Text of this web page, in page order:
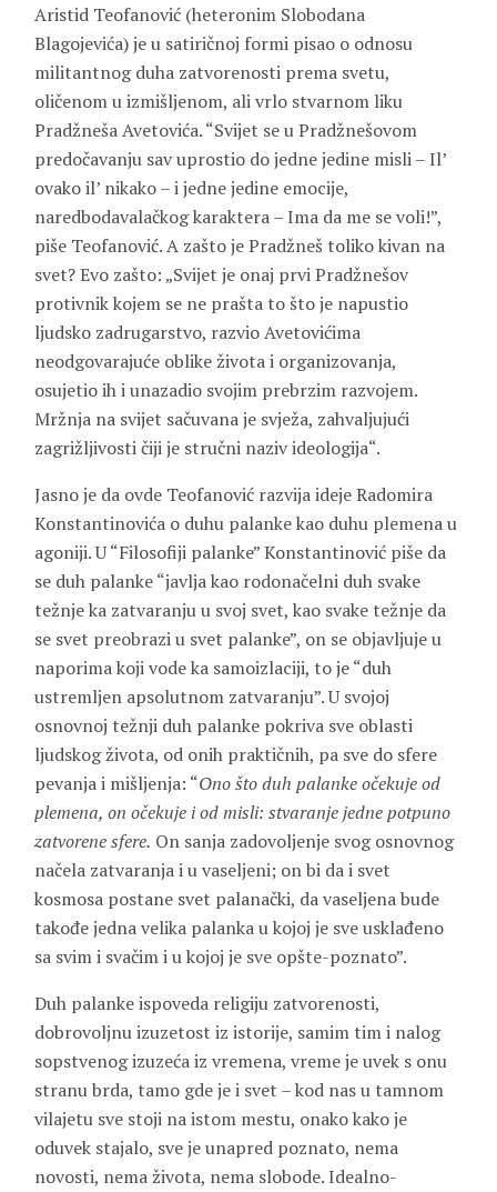
Aristid Teofanović (heteronim Slobodana
Blagojevića) je u satiričnoj formi pisao o odnosu
militantnog duha zatvorenosti prema svetu,
oličenom u izmišljenom, ali vrlo stvarnom liku
Pradžneša Avetovića. “Svijet se u Pradžnešovom
predočavanju sav uprostio do jedne jedine misli – Il’
ovako il’ nikako – i jedne jedine emocije,
naredbodavalačkog karaktera – Ima da me se voli!”,
piše Teofanović. A zašto je Pradžneš toliko kivan na
svet? Evo zašto: „Svijet je onaj prvi Pradžnešov
protivnik kojem se ne prašta to što je napustio
ljudsko zadrugarstvo, razvio Avetovićima
neodgovarajuće oblike života i organizovanja,
osujetio ih i unazadio svojim prebrzim razvojem.
Mržnja na svijet sačuvana je svježa, zahvaljujući
zagrižljivosti čiji je stručni naziv ideologija“.
Jasno je da ovde Teofanović razvija ideje Radomira
Konstantinovića o duhu palanke kao duhu plemena u
agoniji. U “Filosofiji palanke” Konstantinović piše da
se duh palanke “javlja kao rodonačelni duh svake
težnje ka zatvaranju u svoj svet, kao svake težnje da
se svet preobrazi u svet palanke”, on se objavljuje u
naporima koji vode ka samoizlaciji, to je “duh
ustremljen apsolutnom zatvaranju”. U svojoj
osnovnoj težnji duh palanke pokriva sve oblasti
ljudskog života, od onih praktičnih, pa sve do sfere
pevanja i mišljenja: “Ono što duh palanke očekuje od
plemena, on očekuje i od misli: stvaranje jedne potpuno
zatvorene sfere. On sanja zadovoljenje svog osnovnog
načela zatvaranja i u vaseljeni; on bi da i svet
kosmosa postane svet palanački, da vaseljena bude
takođe jedna velika palanka u kojoj je sve usklađeno
sa svim i svačim i u kojoj je sve opšte-poznato”.
Duh palanke ispoveda religiju zatvorenosti,
dobrovoljnu izuzetost iz istorije, samim tim i nalog
sopstvenog izuzeća iz vremena, vreme je uvek s onu
stranu brda, tamo gde je i svet – kod nas u tamnom
vilajetu sve stoji na istom mestu, onako kako je
oduvek stajalo, sve je unapred poznato, nema
novosti, nema života, nema slobode. Idealno-